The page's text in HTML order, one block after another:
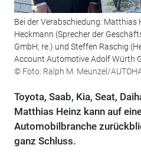
Bei der Verabschiedung: Matthias
Heckmann (Sprecher der
GmbH; re.) und Steffen Raschig
Account Automotive Adolf Würth
© Foto: Ralph M. Meunzel/
Toyota, Saab, Kia, Seat,
Matthias Heinz kann auf
Automobilbranche
ganz Schluss.